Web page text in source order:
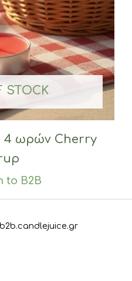
STOCK
4 ωρών Cherry
to B2B